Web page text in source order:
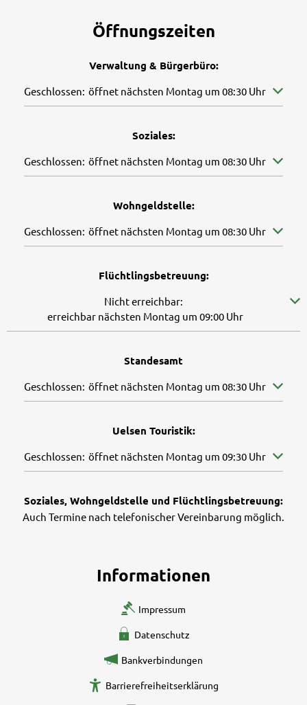
Öffnungszeiten
Verwaltung & Bürgerbüro:
Klicken, um weitere Öffnungs- oder Schließzeiten
Geschlossen: öffnet nächsten Montag um 08:30 Uhr
Soziales:
Klicken, um weitere Öffnungs- oder Schließzeiten
Geschlossen: öffnet nächsten Montag um 08:30 Uhr
Wohngeldstelle:
Klicken, um weitere Öffnungs- oder Schließzeiten
Geschlossen: öffnet nächsten Montag um 08:30 Uhr
Flüchtlingsbetreuung:
Klicken, um weitere Erreichbarkeiten auszublenden
Nicht erreichbar:
erreichbar nächsten Montag um 09:00 Uhr
Standesamt
Klicken, um weitere Öffnungs- oder Schließzeiten
Geschlossen: öffnet nächsten Montag um 08:30 Uhr
Uelsen Touristik:
Klicken, um weitere Öffnungs- oder Schließzeiten
Geschlossen: öffnet nächsten Montag um 09:30 Uhr
Soziales, Wohngeldstelle und Flüchtlingsbetreuung:
Auch Termine nach telefonischer Vereinbarung möglich.
Informationen
Impressum
Datenschutz
Bankverbindungen
Barrierefreiheitserklärung